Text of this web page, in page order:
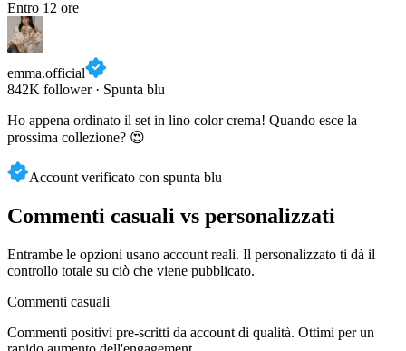
emma.official
842K follower · Spunta blu
Ho appena ordinato il set in lino color crema! Quando esce la
prossima collezione? 😍
controllo totale su ciò che viene pubblicato.
rapido aumento dell'engagement.